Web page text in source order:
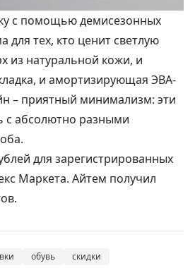
с помощью демисезонных
для тех, кто ценит светлую
из натуральной кожи, и
и амортизирующая ЭВА-
– приятный минимализм: эти
с абсолютно разными
для зарегистрированных
Маркета. Айтем получил
обувь
скидки